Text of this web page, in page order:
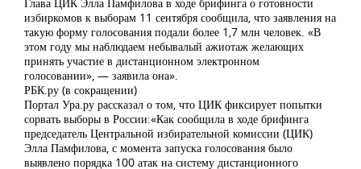
избиркомов к выборам 11 сентября сообщила, что заявления на
такую форму голосования подали более 1,7 млн человек. «В
этом году мы наблюдаем небывалый ажиотаж желающих
принять участие в дистанционном электронном
голосовании», — заявила она».
РБК.ру (в сокращении)
Портал Ура.ру рассказал о том, что ЦИК фиксирует попытки
сорвать выборы в России:«Как сообщила в ходе брифинга
председатель Центральной избирательной комиссии (ЦИК)
Элла Памфилова, с момента запуска голосования было
выявлено порядка 100 атак на систему дистанционного